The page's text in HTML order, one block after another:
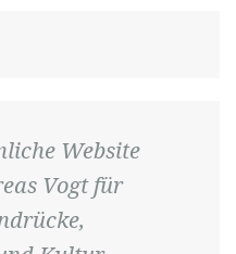
Website
Vogt für